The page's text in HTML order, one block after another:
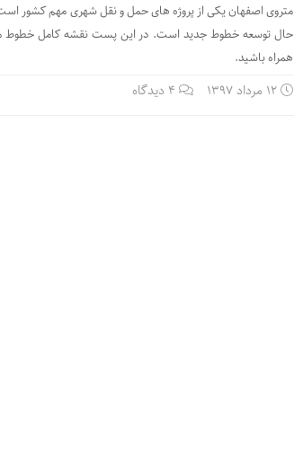
متروی اصفهان یکی از پروژه های حمل و نقل شهری مهم کشور
حال توسعه خطوط جدید است. در این پست نقشه کامل خطوط
همراه باشید.
12 مرداد 1397 4 دیدگاه